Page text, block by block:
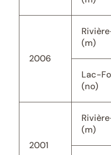
2006
(m)
Lac-
(no)
2001
(m)